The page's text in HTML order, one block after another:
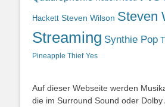
Hackett Steven Wilson Steven
Streaming Synthie Pop
Pineapple Thief Yes
Auf dieser Webseite werden
die im Surround Sound oder Dolby